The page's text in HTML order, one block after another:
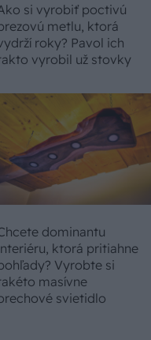
si vyrobiť poctivú
metlu, ktorá
roky? Pavol ich
vyrobil už stovky
dominantu
ktorá pritiahne
Vyrobte si
masívne
svietidlo